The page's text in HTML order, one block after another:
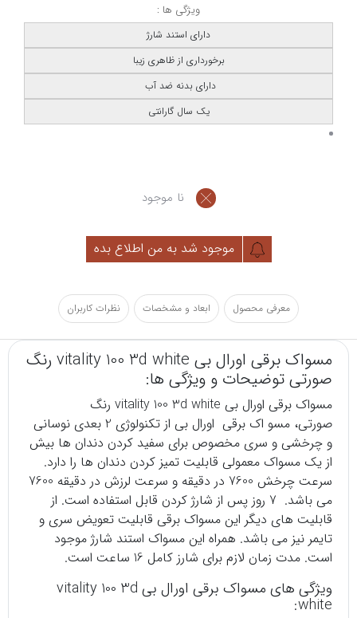
ویژگی ها :
دارای استند شارژ
برخورداری از ظاهری زیبا
دارای بدنه ضد آب
یک سال گارانتی
نا موجود
موجود شد به من اطلاع بده
معرفی محصول ابعاد و مشخصات نظرات کاربران
مسواک برقی اورال بی vitality 100 3d white رنگ
صورتی توضیحات و ویژگی ها:
مسواک برقی اورال بی vitality 100 3d white رنگ
صورتی، مسو اک برقی اورال بی از تکنولوژی 2 بعدی نوسانی
و چرخشی و سری مخصوص برای سفید کردن دندان ها بیش
از یک مسواک معمولی قابلیت تمیز کردن دندان ها را دارد.
سرعت چرخش 7600 در دقیقه و سرعت لرزش در دقیقه 7600
می باشد. 7 روز پس از شارژ کردن قابل استفاده است. از
قابلیت های دیگر این مسواک برقی قابلیت تعویض سری و
تایمر نیز می باشد. همراه این مسواک استند شارژ موجود
است. مدت زمان لازم برای شارز کامل 16 ساعت است.
ویژگی های مسواک برقی اورال بی vitality 100 3d
white: